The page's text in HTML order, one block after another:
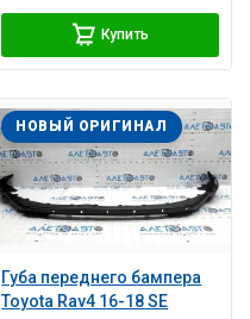
Купить
Губа переднего бампера
Toyota Rav4 16-18 SE
НОВЫЙ ОРИГИНАЛ